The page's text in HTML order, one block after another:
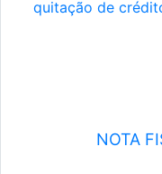
quitação de
NOTA